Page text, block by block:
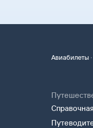
Авиабилеты ·
Справочная